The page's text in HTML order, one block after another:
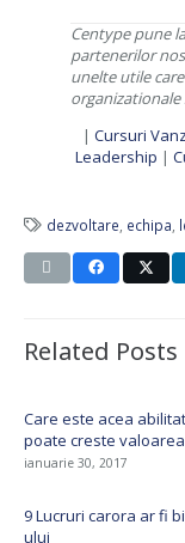
Centype pune
partenerilor
unelte utile
organizationale
| Cursuri
Leadership |
dezvoltare echipa
Related Posts
Care este acea
poate creste valoarea
ianuarie 30, 2017
9 Lucruri carora ar fi
ului